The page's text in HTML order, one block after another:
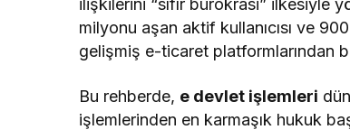
ilişkilerini “sıfır bürokrasi” ilkesiyle
milyonu aşan aktif kullanıcısı ve
gelişmiş e-ticaret platformlarından
Bu rehberde, e devlet işlemleri
işlemlerinden en karmaşık hukuk